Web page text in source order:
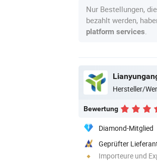
Nur Bestellungen,
bezahlt werden,
platform services
Hersteller/
Bewertung
Diamond-Mitglied
Geprüfter
Importeure und